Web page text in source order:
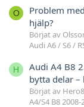
O
Problem
hjälp?
Börjat av
Audi A6 / S6 /
H
Audi A4 B8
bytta delar –
Börjat av
A4/S4 B8 2008-